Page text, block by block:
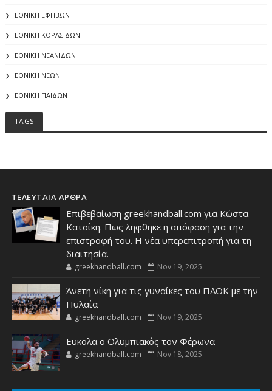
ΕΘΝΙΚΗ ΕΦΗΒΩΝ
ΕΘΝΙΚΗ ΚΟΡΑΣΙΔΩΝ
ΕΘΝΙΚΗ ΝΕΑΝΙΔΩΝ
ΕΘΝΙΚΗ ΝΕΩΝ
ΕΘΝΙΚΗ ΠΑΙΔΩΝ
TAGS
ΤΕΛΕΥΤΑΙΑ ΑΡΘΡΑ
Επιβεβαίωση greekhandball.com για Κώστα
Κατσίκη. Πως ληφθηκε η απόφαση για την
επιστροφή του. Η νέα υπερεπιτροπή για τη
διαιτησία.
greekhandball.com Nov 19, 2025
Άνετη νίκη για τις γυναίκες του ΠΑΟΚ με την
Πυλαία
greekhandball.com Nov 19, 2025
Ευκολα ο Ολυμπιακός τον Φέρωνα
greekhandball.com Nov 18, 2025